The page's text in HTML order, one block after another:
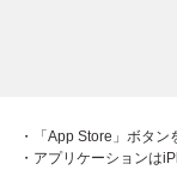
・「App Store」ボタン
・アプリケーションは